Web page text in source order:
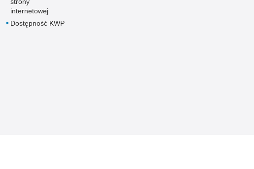
strony
internetowej
Dostępność KWP